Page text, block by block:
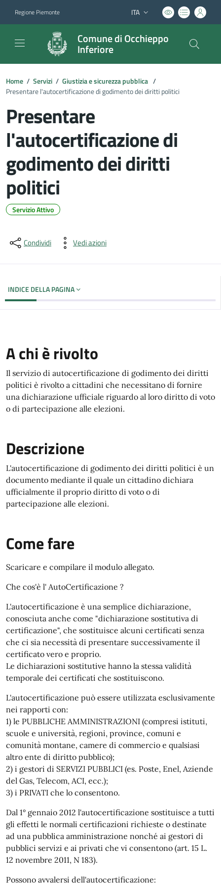
Regione Piemonte Lingua attiva:
ITA
Comune di Occhieppo
Inferiore
Home / Servizi / Giustizia e sicurezza pubblica /
Presentare l'autocertificazione di godimento dei diritti politici
Presentare
l'autocertificazione di
godimento dei diritti
politici
Servizio Attivo
Condividi Vedi azioni
INDICE DELLA PAGINA
A chi è rivolto
Il servizio di autocertificazione di godimento dei diritti
politici è rivolto a cittadini che necessitano di fornire
una dichiarazione ufficiale riguardo al loro diritto di voto
o di partecipazione alle elezioni.
Descrizione
L'autocertificazione di godimento dei diritti politici è un
documento mediante il quale un cittadino dichiara
ufficialmente il proprio diritto di voto o di
partecipazione alle elezioni.
Come fare
Scaricare e compilare il modulo allegato.
Che cos'è l' AutoCertificazione ?
L'autocertificazione è una semplice dichiarazione,
conosciuta anche come "dichiarazione sostitutiva di
certificazione", che sostituisce alcuni certificati senza
che ci sia necessità di presentare successivamente il
certificato vero e proprio.
Le dichiarazioni sostitutive hanno la stessa validità
temporale dei certificati che sostituiscono.
L'autocertificazione può essere utilizzata esclusivamente
nei rapporti con:
1) le PUBBLICHE AMMINISTRAZIONI (compresi istituti,
scuole e università, regioni, province, comuni e
comunità montane, camere di commercio e qualsiasi
altro ente di diritto pubblico);
2) i gestori di SERVIZI PUBBLICI (es. Poste, Enel, Aziende
del Gas, Telecom, ACI, ecc.);
3) i PRIVATI che lo consentono.
Dal 1° gennaio 2012 l'autocertificazione sostituisce a tutti
gli effetti le normali certificazioni richieste o destinate
ad una pubblica amministrazione nonché ai gestori di
pubblici servizi e ai privati che vi consentono (art. 15 L.
12 novembre 2011, N 183).
Possono avvalersi dell'autocertificazione: